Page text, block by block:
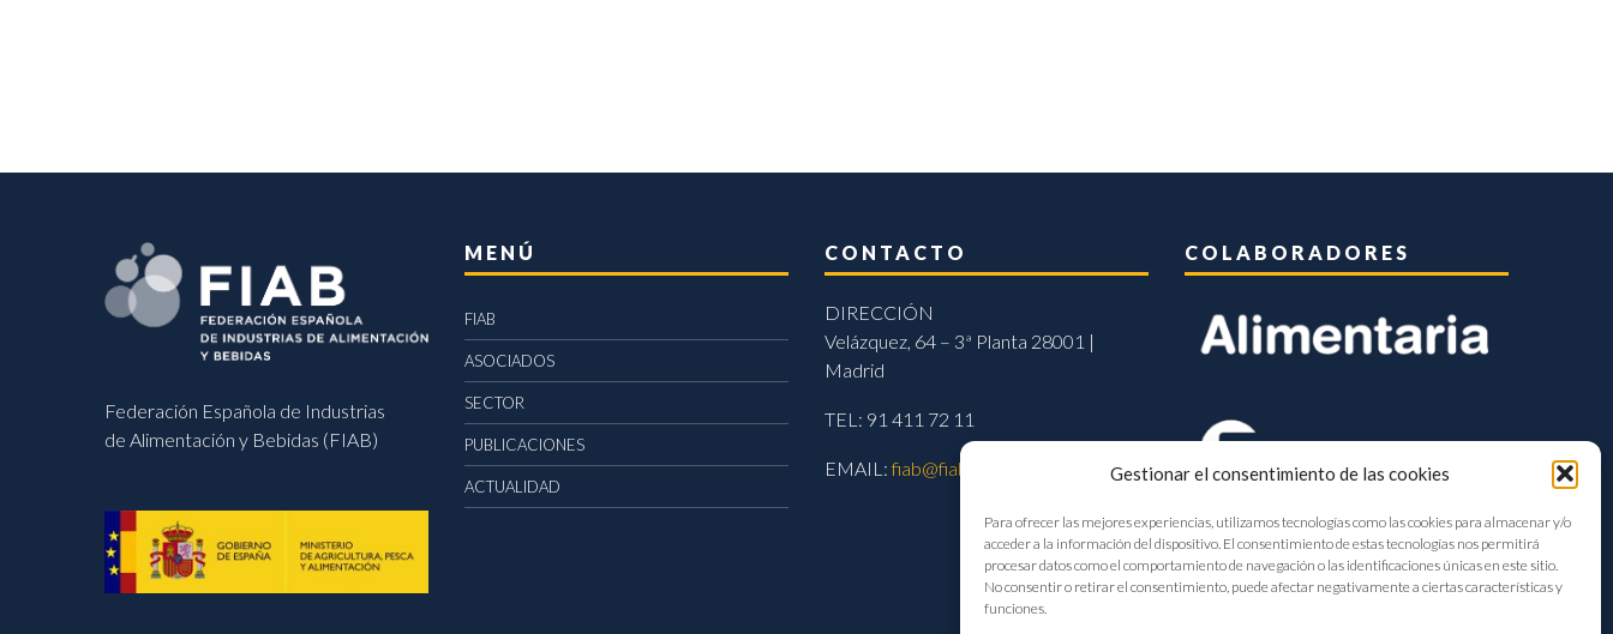
Gestionar el consentimiento de las cookies
Para ofrecer las mejores experiencias, utilizamos tecnologías como las cookies para almacenar y/o
acceder a la información del dispositivo. El consentimiento de estas tecnologías nos permitirá
procesar datos como el comportamiento de navegación o las identificaciones únicas en este sitio.
No consentir o retirar el consentimiento, puede afectar negativamente a ciertas características y
funciones.
Federación Española de Industrias
de Alimentación y Bebidas (FIAB)
MENÚ
FIAB
ASOCIADOS
SECTOR
PUBLICACIONES
ACTUALIDAD
CONTACTO
DIRECCIÓN
Velázquez, 64 – 3ª Planta 28001 |
Madrid
TEL: 91 411 72 11
EMAIL:fiab@fiab.es
COLABORADORES